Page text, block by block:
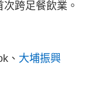
跨足餐飲業。
、 大埔振興